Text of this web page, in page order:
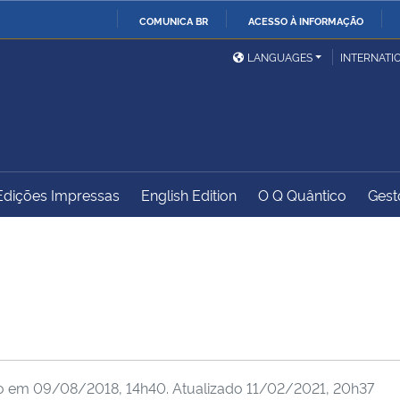
COMUNICA BR ACESSO À INFORMAÇÃO
Ministério da Defesa
Ministério das Relações
Exteriores
Ministério do
Controladoria-Geral da
LANGUAGES
Impressas English Edition O Q Quântico
em 09/08/2018, 14h40. Atualizado 11/02/2021, 20h37